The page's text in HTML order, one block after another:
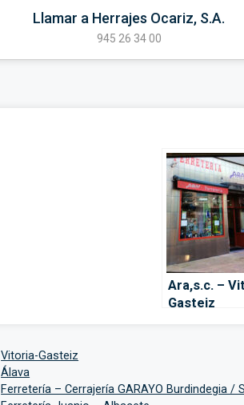
Llamar a Herrajes Ocariz, S.A.
945 26 34 00
Ara,s.c. –
Gasteiz
Categorías
Vitoria-Gasteiz
Etiquetas
Álava
Ferretería – Cerrajería GARAYO Burdindegia /